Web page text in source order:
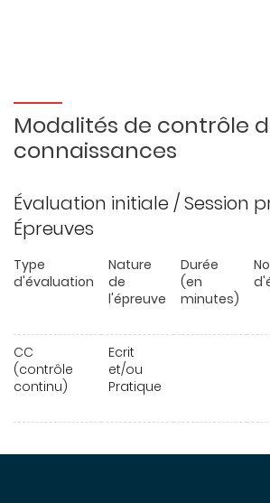
Modalités de contrôle
connaissances
Évaluation initiale / Session
Épreuves
Type
d'évaluation
Nature
de
l'épreuve
Durée
(en
minutes)
CC
(contrôle
continu)
Ecrit
et/ou
Pratique